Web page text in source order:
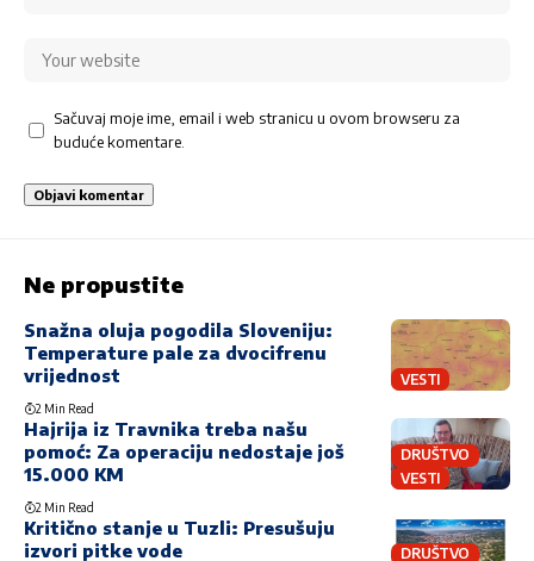
Sačuvaj moje ime, email i web stranicu u ovom browseru za
buduće komentare.
Ne propustite
VESTI
Snažna oluja pogodila Sloveniju:
Temperature pale za dvocifrenu
vrijednost
2 Min Read
DRUŠTVO
VESTI
Hajrija iz Travnika treba našu
pomoć: Za operaciju nedostaje još
15.000 KM
2 Min Read
DRUŠTVO
Kritično stanje u Tuzli: Presušuju
izvori pitke vode